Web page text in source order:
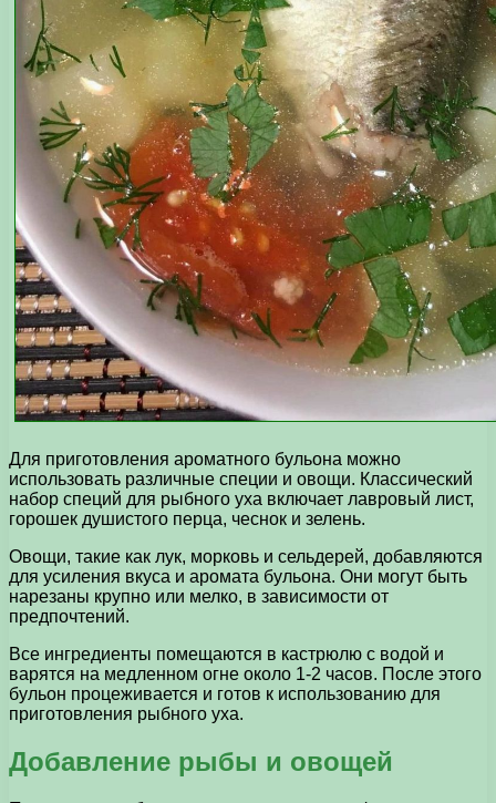
Для приготовления ароматного бульона можно
использовать различные специи и овощи. Классический
набор специй для рыбного уха включает лавровый лист,
горошек душистого перца, чеснок и зелень.
Овощи, такие как лук, морковь и сельдерей, добавляются
для усиления вкуса и аромата бульона. Они могут быть
нарезаны крупно или мелко, в зависимости от
предпочтений.
Все ингредиенты помещаются в кастрюлю с водой и
варятся на медленном огне около 1-2 часов. После этого
бульон процеживается и готов к использованию для
приготовления рыбного уха.
Добавление рыбы и овощей